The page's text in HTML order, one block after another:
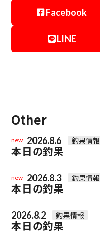
Facebook
LINE
Other
new 2026.8.6 釣果情報
本日の釣果
new 2026.8.3 釣果情報
本日の釣果
2026.8.2 釣果情報
本日の釣果